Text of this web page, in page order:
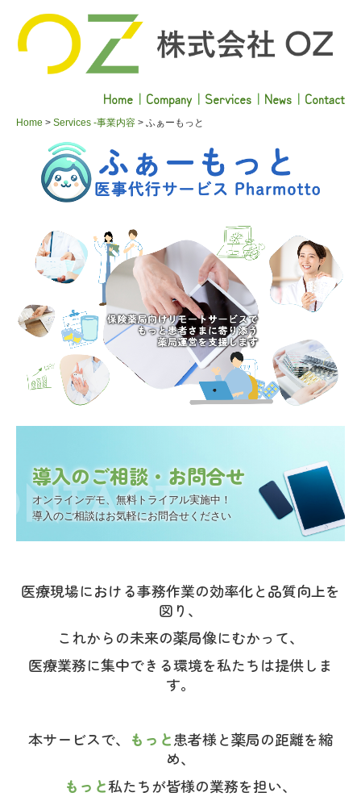
Home ｜ Company ｜ Services ｜ News ｜ Contact
Home Services -事業内容 ふぁーもっと
導入のご相談・お問合せ
オンラインデモ、無料トライアル実施中！
導入のご相談はお気軽にお問合せください
医療現場における事務作業の効率化と品質向上を
図り、
これからの未来の薬局像にむかって、
医療業務に集中できる環境を私たちは提供しま
す。
本サービスで、 もっと患者様と薬局の距離を縮
め、
もっと私たちが皆様の業務を担い、